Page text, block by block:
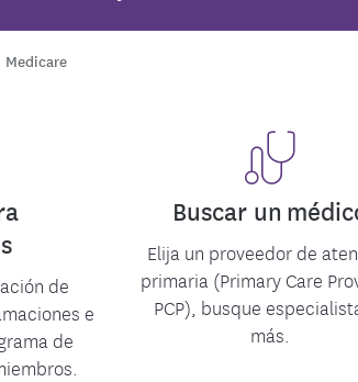
Venga a vernos en eventos locales
Medicamentos cubiertos
Medicare
de
e
de
Buscar un
Elija un proveedor de
primaria (Primary Care
PCP), busque
más.